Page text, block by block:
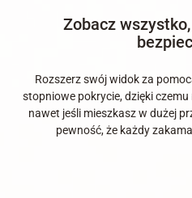
Zobacz
Rozszerz swój widok za
stopniowe pokrycie, dzięki
nawet jeśli mieszkasz w dużej
pewność, że każdy